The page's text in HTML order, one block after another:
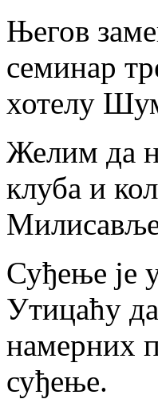
Његов
семинар
хотелу
Желим да
клуба и
Суђење је
Утицаћу
намерних
суђење.